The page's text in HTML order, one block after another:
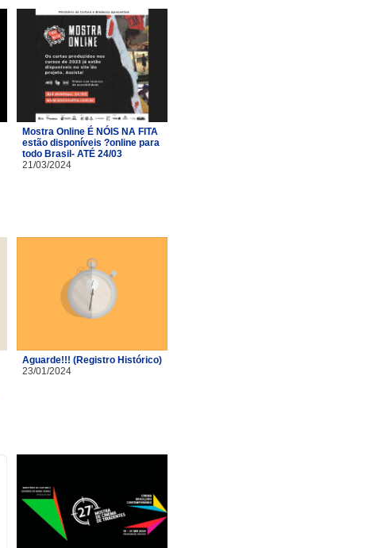
Mostra Online É NÓIS NA FITA
estão disponíveis ?online para
todo Brasil- ATÉ 24/03
21/03/2024
Aguarde!!! (Registro Histórico)
23/01/2024